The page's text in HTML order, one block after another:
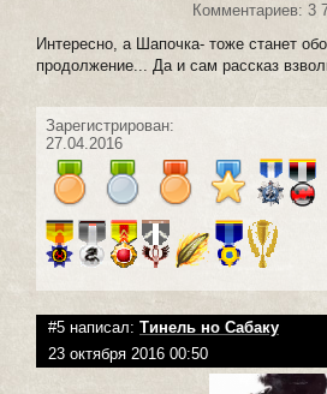
Комментариев: 3
Интересно, а Шапочка- тоже станет
продолжение... Да и сам рассказ
Зарегистрирован:
27.04.2016
#5 написал: Тинель но Сабаку
23 октября 2016 00:50